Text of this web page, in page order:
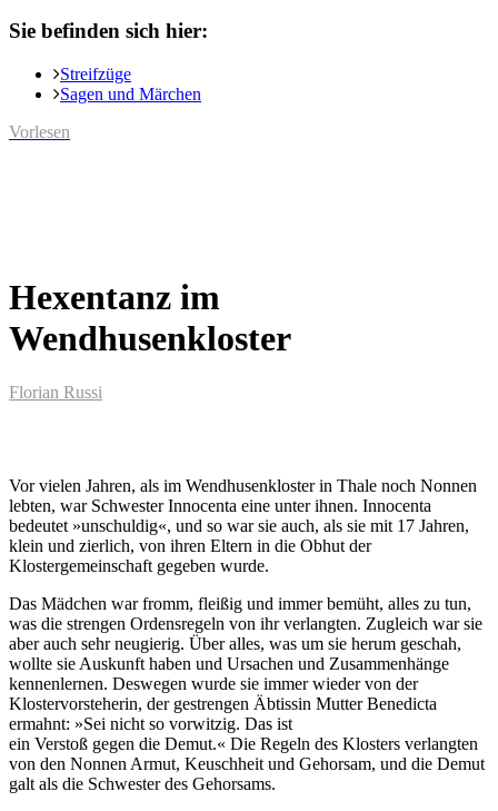
Sie befinden sich hier:
Streifzüge
Sagen und Märchen
Vorlesen
Hexentanz im
Wendhusenkloster
Florian Russi
Vor vielen Jahren, als im Wendhusenkloster in Thale noch Nonnen
lebten, war Schwester Innocenta eine unter ihnen. Innocenta
bedeutet »unschuldig«, und so war sie auch, als sie mit 17 Jahren,
klein und zierlich, von ihren Eltern in die Obhut der
Klostergemeinschaft gegeben wurde.
Das Mädchen war fromm, fleißig und immer bemüht, alles zu tun,
was die strengen Ordensregeln von ihr verlangten. Zugleich war sie
aber auch sehr neugierig. Über alles, was um sie herum geschah,
wollte sie Auskunft haben und Ursachen und Zusammenhänge
kennenlernen. Deswegen wurde sie immer wieder von der
Klostervorsteherin, der gestrengen Äbtissin Mutter Benedicta
ermahnt: »Sei nicht so vorwitzig. Das ist
ein Verstoß gegen die Demut.« Die Regeln des Klosters verlangten
von den Nonnen Armut, Keuschheit und Gehorsam, und die Demut
galt als die Schwester des Gehorsams.